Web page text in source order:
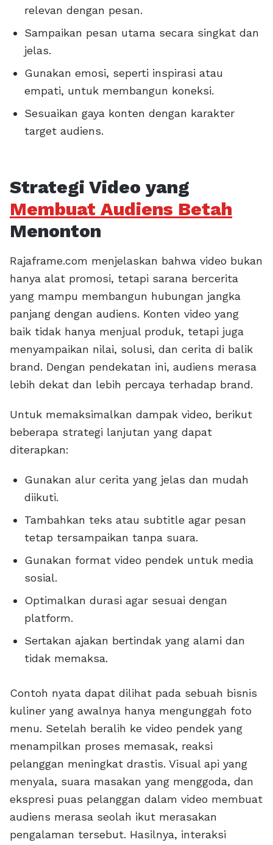
relevan dengan pesan.
Sampaikan pesan utama secara singkat dan
jelas.
Gunakan emosi, seperti inspirasi atau
empati, untuk membangun koneksi.
Sesuaikan gaya konten dengan karakter
target audiens.
Strategi Video yang
Membuat Audiens Betah
Menonton
Rajaframe.com menjelaskan bahwa video bukan
hanya alat promosi, tetapi sarana bercerita
yang mampu membangun hubungan jangka
panjang dengan audiens. Konten video yang
baik tidak hanya menjual produk, tetapi juga
menyampaikan nilai, solusi, dan cerita di balik
brand. Dengan pendekatan ini, audiens merasa
lebih dekat dan lebih percaya terhadap brand.
Untuk memaksimalkan dampak video, berikut
beberapa strategi lanjutan yang dapat
diterapkan:
Gunakan alur cerita yang jelas dan mudah
diikuti.
Tambahkan teks atau subtitle agar pesan
tetap tersampaikan tanpa suara.
Gunakan format video pendek untuk media
sosial.
Optimalkan durasi agar sesuai dengan
platform.
Sertakan ajakan bertindak yang alami dan
tidak memaksa.
Contoh nyata dapat dilihat pada sebuah bisnis
kuliner yang awalnya hanya mengunggah foto
menu. Setelah beralih ke video pendek yang
menampilkan proses memasak, reaksi
pelanggan meningkat drastis. Visual api yang
menyala, suara masakan yang menggoda, dan
ekspresi puas pelanggan dalam video membuat
audiens merasa seolah ikut merasakan
pengalaman tersebut. Hasilnya, interaksi